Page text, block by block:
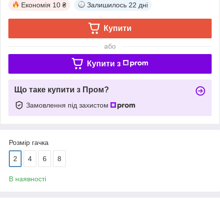
Економія 10 ₴ Залишилось 22 дні
Купити
або
Купити з
Що таке купити з Пром?
Замовлення під захистом
Розмір гачка
2 4 6 8
В наявності